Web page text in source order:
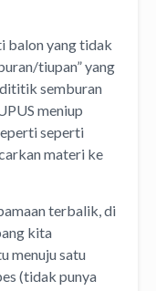
balon yang tidak
tiupan” yang
semburan
meniup
seperti
materi ke
terbalik, di
kita
menuju satu
(tidak punya